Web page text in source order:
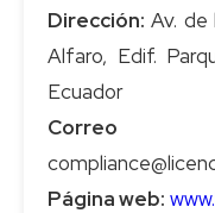
Dirección: Av. de
Alfaro, Edif.
Correo
Página web: